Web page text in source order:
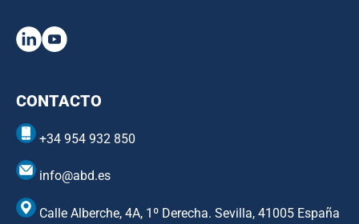
CONTACTO
+34 954 932 850
info@abd.es
Calle Alberche, 4A, 1º Derecha. Sevilla, 41005 España